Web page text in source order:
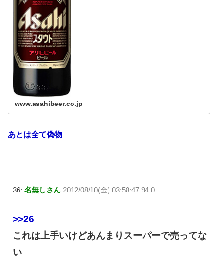
www.asahibeer.co.jp
あとは全て偽物
36: 名無しさん 2012/08/10(金) 03:58:47.94 0
>>26
これは上手いけどあんまりスーパーで売ってな
い